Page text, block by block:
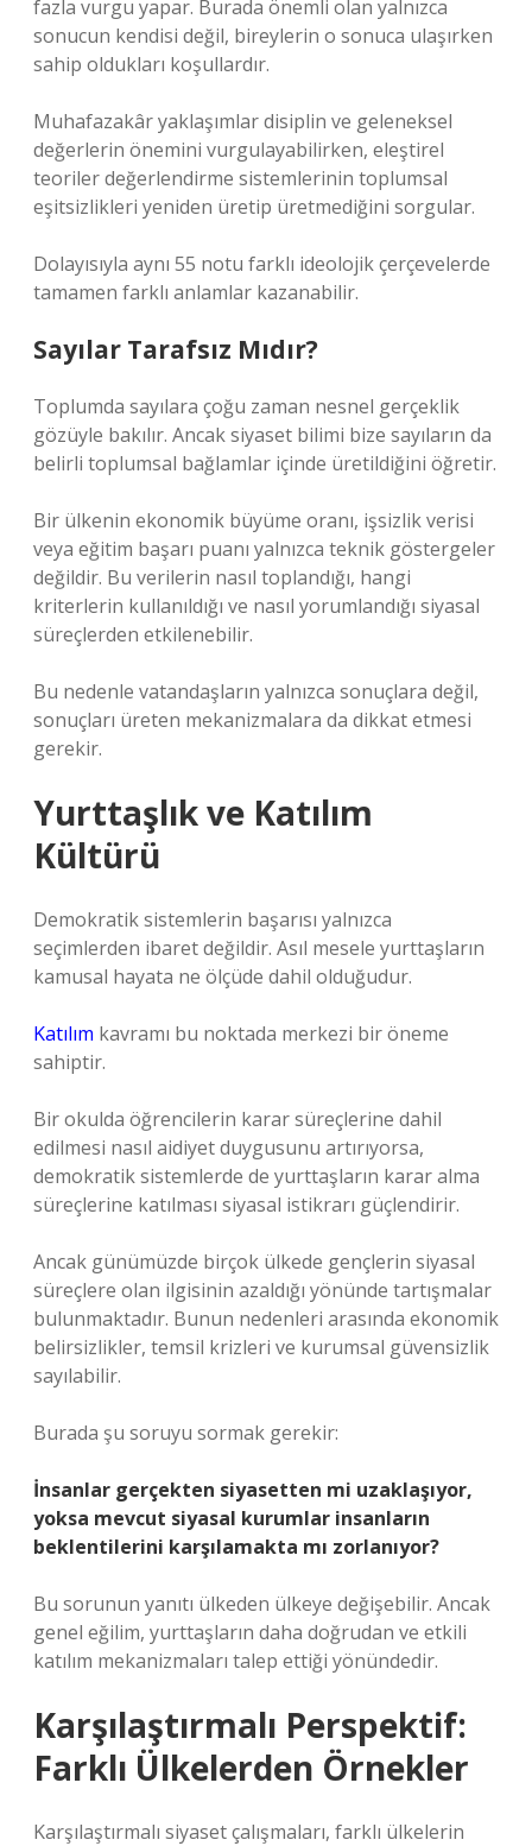
fazla vurgu yapar. Burada önemli olan yalnızca
sonucun kendisi değil, bireylerin o sonuca ulaşırken
sahip oldukları koşullardır.
Muhafazakâr yaklaşımlar disiplin ve geleneksel
değerlerin önemini vurgulayabilirken, eleştirel
teoriler değerlendirme sistemlerinin toplumsal
eşitsizlikleri yeniden üretip üretmediğini sorgular.
Dolayısıyla aynı 55 notu farklı ideolojik çerçevelerde
tamamen farklı anlamlar kazanabilir.
Sayılar Tarafsız Mıdır?
Toplumda sayılara çoğu zaman nesnel gerçeklik
gözüyle bakılır. Ancak siyaset bilimi bize sayıların da
belirli toplumsal bağlamlar içinde üretildiğini öğretir.
Bir ülkenin ekonomik büyüme oranı, işsizlik verisi
veya eğitim başarı puanı yalnızca teknik göstergeler
değildir. Bu verilerin nasıl toplandığı, hangi
kriterlerin kullanıldığı ve nasıl yorumlandığı siyasal
süreçlerden etkilenebilir.
Bu nedenle vatandaşların yalnızca sonuçlara değil,
sonuçları üreten mekanizmalara da dikkat etmesi
gerekir.
Yurttaşlık ve Katılım
Kültürü
Demokratik sistemlerin başarısı yalnızca
seçimlerden ibaret değildir. Asıl mesele yurttaşların
kamusal hayata ne ölçüde dahil olduğudur.
Katılım kavramı bu noktada merkezi bir öneme
sahiptir.
Bir okulda öğrencilerin karar süreçlerine dahil
edilmesi nasıl aidiyet duygusunu artırıyorsa,
demokratik sistemlerde de yurttaşların karar alma
süreçlerine katılması siyasal istikrarı güçlendirir.
Ancak günümüzde birçok ülkede gençlerin siyasal
süreçlere olan ilgisinin azaldığı yönünde tartışmalar
bulunmaktadır. Bunun nedenleri arasında ekonomik
belirsizlikler, temsil krizleri ve kurumsal güvensizlik
sayılabilir.
Burada şu soruyu sormak gerekir:
İnsanlar gerçekten siyasetten mi uzaklaşıyor,
yoksa mevcut siyasal kurumlar insanların
beklentilerini karşılamakta mı zorlanıyor?
Bu sorunun yanıtı ülkeden ülkeye değişebilir. Ancak
genel eğilim, yurttaşların daha doğrudan ve etkili
katılım mekanizmaları talep ettiği yönündedir.
Karşılaştırmalı Perspektif:
Farklı Ülkelerden Örnekler
Karşılaştırmalı siyaset çalışmaları, farklı ülkelerin